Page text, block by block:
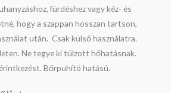
fürdéshez vagy kéz- és
hogy a szappan hosszan tartson,
után. Csak külső használatra.
Ne tegye ki túlzott hőhatásnak.
Bőrpuhító hatású.